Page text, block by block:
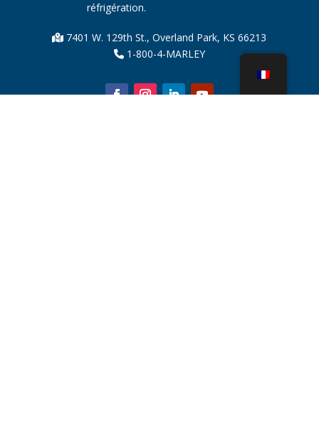
réfrigération.
7401 W. 129th St., Overland Park, KS 66213
1-800-4-MARLEY